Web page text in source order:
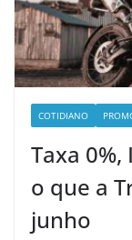
COTIDIANO
Taxa 0%,
o que a
junho